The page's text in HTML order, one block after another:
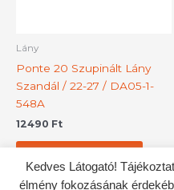
Lány
Ponte 20 Szupinált Lány
Szandál / 22-27 / DA05-1-
548A
12490 Ft
ki
Kedves Látogató!
élmény fokozásának